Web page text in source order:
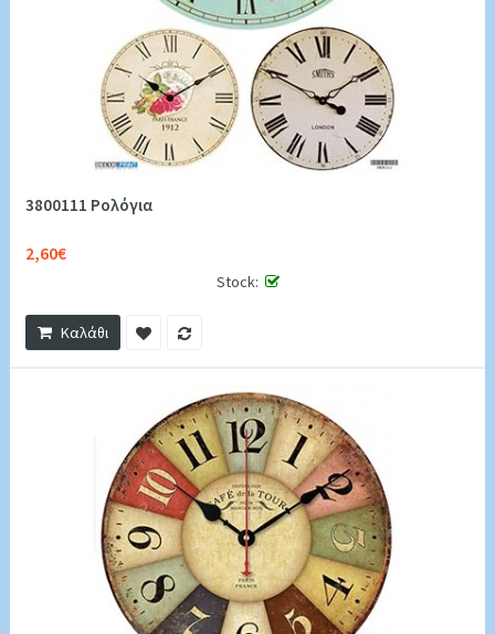
3800111 Ρολόγια
2,60€
Stock:
Καλάθι